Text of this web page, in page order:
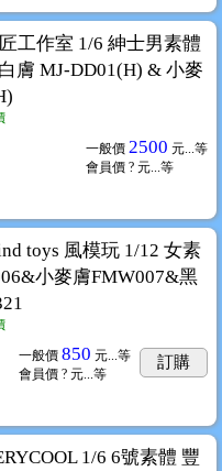
工作室 1/6 紳士男素體
膚 MJ-DD01(H) & 小麥
一般價 2500 元... 等
會員價 ? 元... 等
toys 風模玩 1/12 女素
小麥膚FMW007&黑
一般價 850 元... 等
會員價 ? 元... 等
訂購
1/6 6號素體 豐